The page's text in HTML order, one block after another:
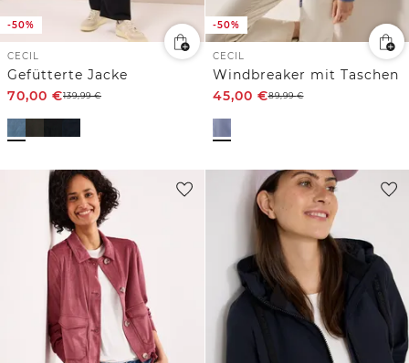
-50%
CECIL
Gefütterte Jacke
70,00 €139,99€
-50%
CECIL
Windbreaker mit Taschen
45,00 €89,99€